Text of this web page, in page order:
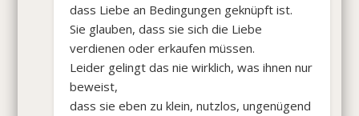
dass Liebe an Bedingungen geknüpft ist.
Sie glauben, dass sie sich die Liebe
verdienen oder erkaufen müssen.
Leider gelingt das nie wirklich, was ihnen nur
beweist,
dass sie eben zu klein, nutzlos, ungenügend